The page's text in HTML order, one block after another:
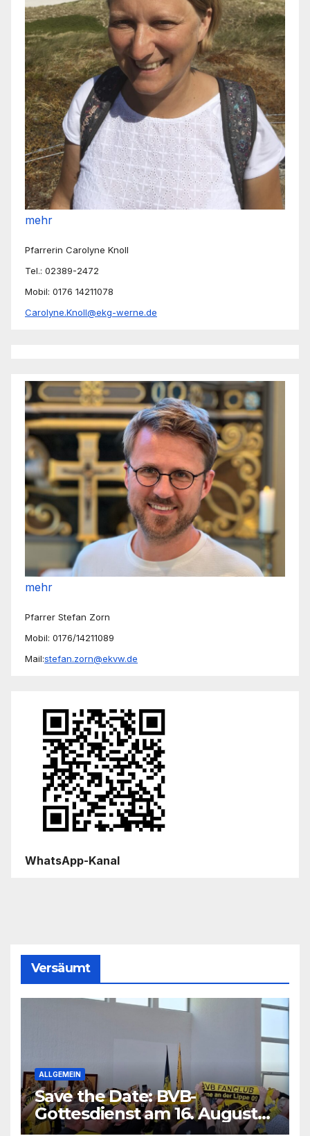
mehr
Pfarrerin Carolyne Knoll
Tel.: 02389-2472
Mobil: 0176 14211078
Carolyne.Knoll@ekg-werne.de
mehr
Pfarrer Stefan Zorn
Mobil: 0176/14211089
Mail:stefan.zorn@ekvw.de
WhatsApp-Kanal
Versäumt
ALLGEMEIN
Save the Date: BVB-
Gottesdienst am 16. August
2026